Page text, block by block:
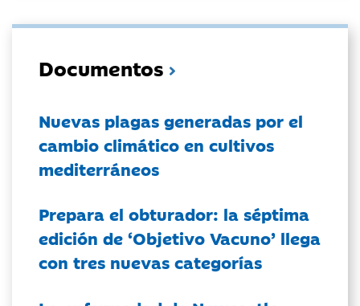
Documentos
Nuevas plagas generadas por el
cambio climático en cultivos
mediterráneos
Prepara el obturador: la séptima
edición de ‘Objetivo Vacuno’ llega
con tres nuevas categorías